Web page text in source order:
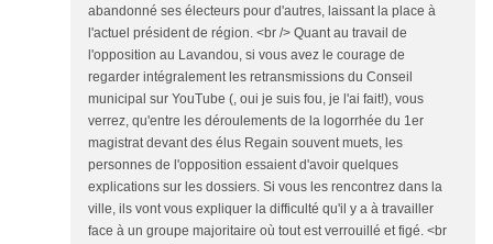
abandonné ses électeurs pour d'autres, laissant la place à
l'actuel président de région. <br /> Quant au travail de
l'opposition au Lavandou, si vous avez le courage de
regarder intégralement les retransmissions du Conseil
municipal sur YouTube (, oui je suis fou, je l'ai fait!), vous
verrez, qu'entre les déroulements de la logorrhée du 1er
magistrat devant des élus Regain souvent muets, les
personnes de l'opposition essaient d'avoir quelques
explications sur les dossiers. Si vous les rencontrez dans la
ville, ils vont vous expliquer la difficulté qu'il y a à travailler
face à un groupe majoritaire où tout est verrouillé et figé. <br